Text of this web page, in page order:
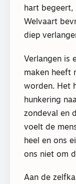
hart begeert,
Welvaart
diep
Verlangen is
maken heeft
worden. Het
hunkering
zondeval en
voelt de
heel en ons
ons niet om
Aan de